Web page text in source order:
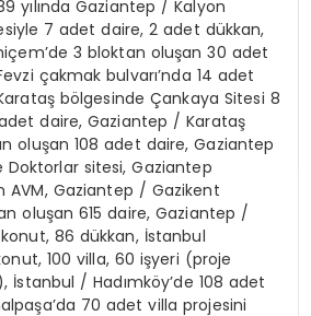
yılında Gaziantep / Kalyon
7 adet daire, 2 adet dükkan,
3 bloktan oluşan 30 adet
çakmak bulvarı’nda 14 adet
bölgesinde Çankaya Sitesi 8
daire, Gaziantep / Karataş
oluşan 108 adet daire, Gaziantep
Doktorlar sitesi, Gaziantep
AVM, Gaziantep / Gazikent
oluşan 615 daire, Gaziantep /
86 dükkan, İstanbul
100 villa, 60 işyeri (proje
/ Hadımköy’de 108 adet
70 adet villa projesini